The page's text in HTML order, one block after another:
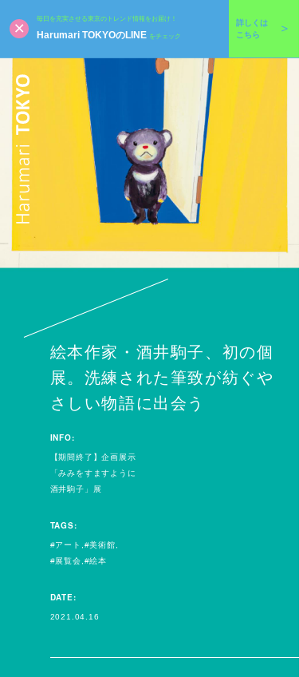
毎日を充実させる東京のトレンド情報をお届け！
Harumari TOKYOのLINE をチェック
詳しくは
こちら
絵本作家・酒井駒子、初の個
展。洗練された筆致が紡ぐや
さしい物語に出会う
INFO:
【期間終了】企画展示
「みみをすますように
酒井駒子」展
TAGS:
アート
美術館
展覧会
絵本
DATE:
2021.04.16